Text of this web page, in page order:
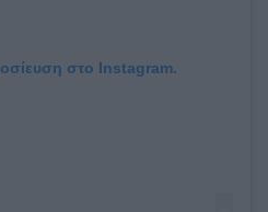
στο Instagram.